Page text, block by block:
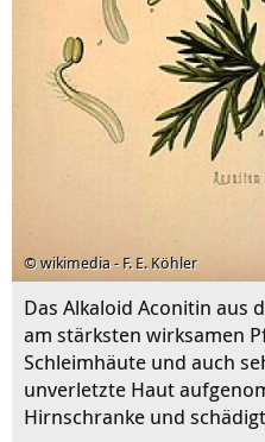
© wikimedia - F. E. Köhler
Das Alkaloid Aconitin aus
am stärksten wirksamen
Schleimhäute und auch
unverletzte Haut
Hirnschranke und